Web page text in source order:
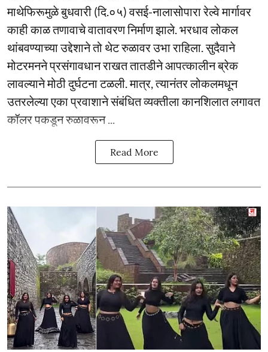
माथेफिरूमुळे बुधवारी (दि.०५) वसई-नालासोपारा रेल्वे मार्गावर
काही काळ तणावाचे वातावरण निर्माण झाले. भरधाव लोकल
थांबवण्याच्या उद्देशाने तो थेट रुळावर उभा राहिला. सुदैवाने
मोटरमनने प्रसंगावधान राखत तातडीने आपत्कालीन ब्रेक
लावल्याने मोठी दुर्घटना टळली. मात्र, त्यानंतर लोकलमधून
उतरलेल्या एका प्रवाशाने संबंधित व्यक्तीला कानशिलात लगावत
कॉलर पकडून रुळावरून ...
Read More